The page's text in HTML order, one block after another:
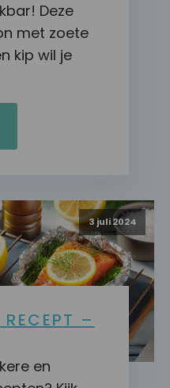
Deze
met zoete
kip wil je
3 juli 2024
–
en